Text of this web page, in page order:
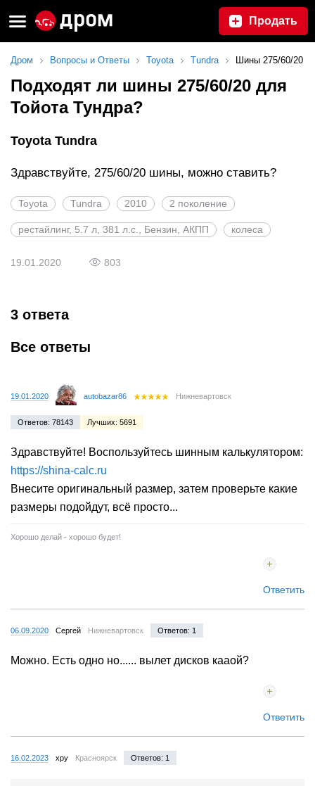
Продать
Дром Вопросы и Ответы Toyota Tundra Шины 275/60/20
Подходят ли шины 275/60/20 для
Тойота Тундра?
Toyota Tundra
Здравствуйте, 275/60/20 шины, можно ставить?
Toyota Tundra 2010 2 поколение
рестайлинг, 5.7 л, 381 л.с., Бензин, АКПП колеса
19.01.2020 803
3 ответа
Все ответы
19.01.2020 autobazar86 Нижневартовск
Ответов: 78143 Лучших: 5691
Здравствуйте! Воспользуйтесь шинным калькулятором:
https://shina-calc.ru
Внесите оригинальный размер, затем проверьте какие
размеры подойдут, всё просто...
Хорошо делай - хорошо будет!
Ответить
06.09.2020 Сергей Нижневартовск Ответов: 1
Можно. Есть одно но...... вылет дисков кааой?
Ответить
16.02.2023 xpy Красноярск Ответов: 1